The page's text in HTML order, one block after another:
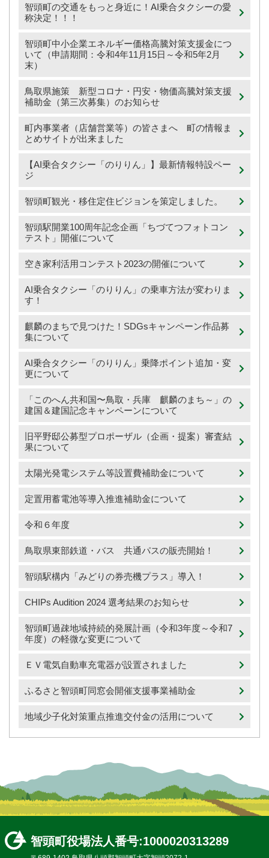
智頭町の交通をもっと身近に！AI乗合タクシーの愛
称決定！！！
智頭町中小企業エネルギー価格高騰対策支援金につ
いて（申請期間：令和4年11月15日～令和5年2月
末）
鳥取県施策 新型コロナ・円安・物価高騰対策支援
補助金（第三次募集）のお知らせ
町内事業者（店舗営業等）の皆さまへ 町の情報ま
とめサイトが出来ました
【AI乗合タクシー「のりりん」】最新情報特設ペー
ジ
智頭町観光・移住定住ビジョンを策定しました。
智頭駅開業100周年記念企画「ちづてつフォトコン
テスト」開催について
空き家利活用コンテスト2023の開催について
AI乗合タクシー「のりりん」の乗車方法が変わりま
す！
麒麟のまちで見つけた！SDGsキャンペーン作品募
集について
AI乗合タクシー「のりりん」乗降ポイント追加・変
更について
「このへん共和国〜鳥取・兵庫 麒麟のまち～」の
建国＆建国記念キャンペーンについて
旧平野邸公募型プロポーザル（企画・提案）審査結
果について
太陽光発電システム等設置費補助金について
定置用蓄電池等導入推進補助金について
令和６年度
鳥取県東部鉄道・バス 共通パスの販売開始！
智頭駅構内「みどりの券売機プラス」導入！
CHIPs Audition 2024 選考結果のお知らせ
智頭町過疎地域持続的発展計画（令和3年度～令和7
年度）の軽微な変更について
ＥＶ電気自動車充電器が設置されました
ふるさと智頭町同窓会開催支援事業補助金
地域少子化対策重点推進交付金の活用について
智頭町役場法人番号:1000020313289